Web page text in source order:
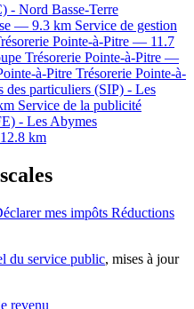
- Nord Basse-Terre
— 9.3 km Service de gestion
Pointe-à-Pitre — 11.7
Trésorerie Pointe-à-Pitre —
à-Pitre Trésorerie Pointe-à-
des particuliers (SIP) - Les
Service de la publicité
- Les Abymes
km
mes impôts Réductions
du service public, mises à jour
revenu